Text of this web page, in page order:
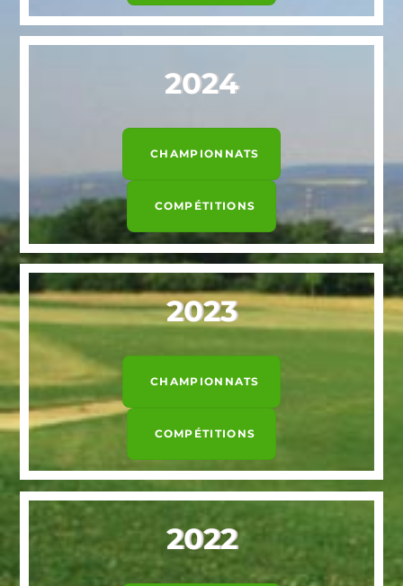
2024
CHAMPIONNATS
COMPÉTITIONS
2023
CHAMPIONNATS
COMPÉTITIONS
2022